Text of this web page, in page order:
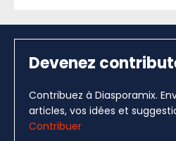
Devenez
Contribuez à Diasporamix.
articles, vos idées et
Contribuer